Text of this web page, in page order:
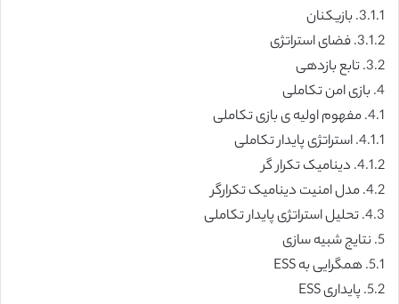
3.1.1. بازیکنان
3.1.2. فضای استراتژی
3.2. تابع بازدهی
4. بازی امن تکاملی
4.1. مفهوم اولیه ی بازی تکاملی
4.1.1. استراتژی پایدار تکاملی
4.1.2. دینامیک تکرار گر
4.2. مدل امنیت دینامیک تکرارگر
4.3. تحلیل استراتژی پایدار تکاملی
5. نتایج شبیه سازی
5.1. همگرایی به ESS
5.2. پایداری ESS